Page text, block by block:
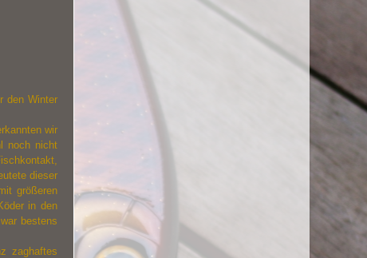
den Winter
wir
noch nicht
dieser
größeren
in den
bestens
zaghaftes